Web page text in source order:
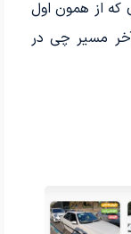
که از همون اول
مسیر چی در